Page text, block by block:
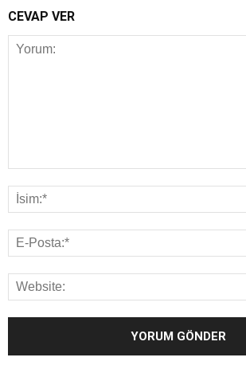
CEVAP VER